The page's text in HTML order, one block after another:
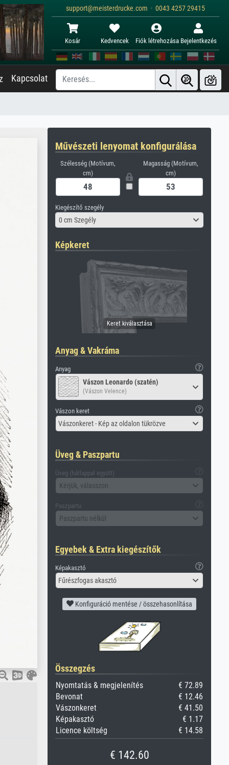
support@meisterdrucke.com · 0043 4257 29415
Kosár Kedvencek Fiók létrehozása Bejelentkezés
Kapcsolat
Művészeti lenyomat konfigurálása
Szélesség (Motívum,
cm)
Magasság (Motívum,
cm)
Kiegészítő szegély
0 cm Szegély
Képkeret
Anyag & Vakráma
Anyag
Vászon Leonardo (szatén)
(Vászon Velence)
Vászon keret
Vászonkeret - Kép az oldalon tükrözve
Üveg & Paszpartu
Üveg (hátlappal együtt)
Kérjük, válasszon
Paszpartu
Paszpartu nélkül
Egyebek & Extra kiegészítők
Képakasztó
Fűrészfogas akasztó
Konfiguráció mentése / összehasonlítása
Összegzés
Nyomtatás & megjelenítés
€ 72.89
Bevonat
€ 12.46
Vászonkeret
€ 41.50
Képakasztó
€ 1.17
Licence költség
€ 14.58
€ 142.60